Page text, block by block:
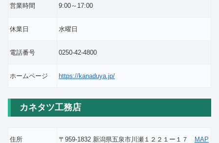
営業時間 9:00～17:00
休業日 水曜日
電話番号 0250-42-4800
ホームページ https://kanaduya.jp/
カネタツ工務店
住所 〒959-1832 新潟県五泉市川瀬１２２１ー１７ MAP